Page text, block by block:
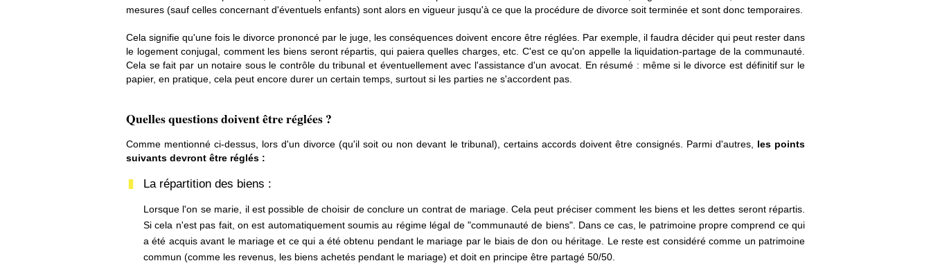
mesures (sauf celles concernant d'éventuels enfants) sont alors en vigueur jusqu'à ce que la procédure de divorce soit terminée et sont donc temporaires.
Cela signifie qu'une fois le divorce prononcé par le juge, les conséquences doivent encore être réglées. Par exemple, il faudra décider qui peut rester dans
le logement conjugal, comment les biens seront répartis, qui paiera quelles charges, etc. C'est ce qu'on appelle la liquidation-partage de la communauté.
Cela se fait par un notaire sous le contrôle du tribunal et éventuellement avec l'assistance d'un avocat. En résumé : même si le divorce est définitif sur le
papier, en pratique, cela peut encore durer un certain temps, surtout si les parties ne s'accordent pas.
Quelles questions doivent être réglées ?
Comme mentionné ci-dessus, lors d'un divorce (qu'il soit ou non devant le tribunal), certains accords doivent être consignés. Parmi d'autres, les points
suivants devront être réglés :
La répartition des biens :
Lorsque l'on se marie, il est possible de choisir de conclure un contrat de mariage. Cela peut préciser comment les biens et les dettes seront répartis.
Si cela n'est pas fait, on est automatiquement soumis au régime légal de "communauté de biens". Dans ce cas, le patrimoine propre comprend ce qui
a été acquis avant le mariage et ce qui a été obtenu pendant le mariage par le biais de don ou héritage. Le reste est considéré comme un patrimoine
commun (comme les revenus, les biens achetés pendant le mariage) et doit en principe être partagé 50/50.